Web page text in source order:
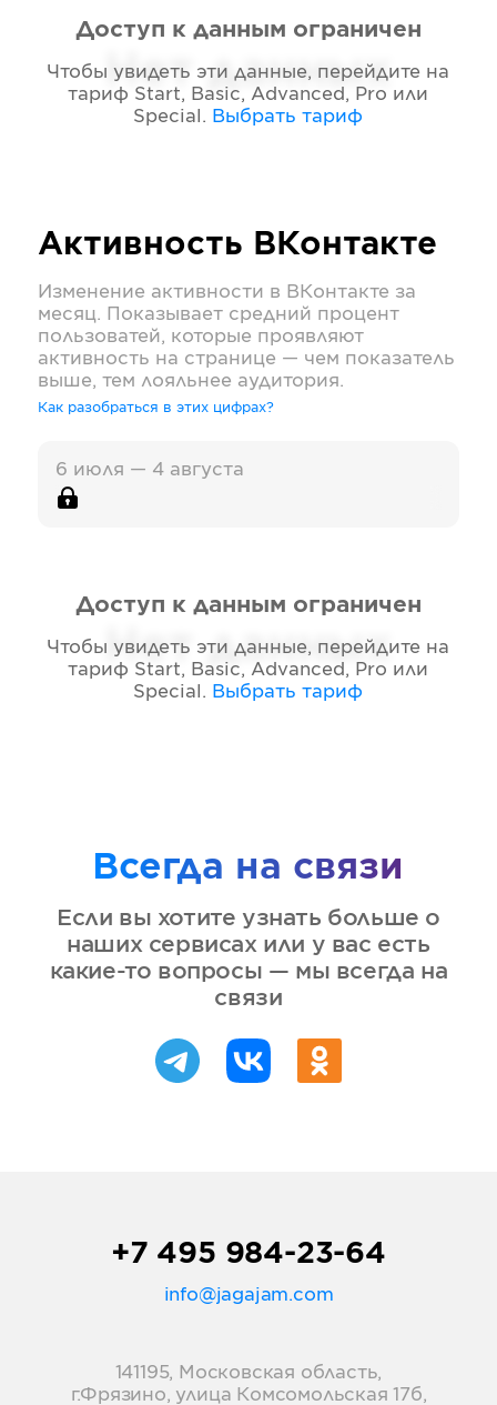
Нет данных
Доступ к данным ограничен
Чтобы увидеть эти данные, перейдите на
тариф Start, Basic, Advanced, Pro или
Special . Выбрать тариф
Активность ВКонтакте
Изменение активности в ВКонтакте за
месяц. Показывает средний процент
пользоватей, которые проявляют
активность на странице — чем показатель
выше, тем лояльнее аудитория.
Как разобраться в этих цифрах?
6 июля — 4 августа
Нет данных
Доступ к данным ограничен
Чтобы увидеть эти данные, перейдите на
тариф Start, Basic, Advanced, Pro или
Special . Выбрать тариф
Всегда на связи
Если вы хотите узнать больше о
наших сервисах или у вас есть
какие-то вопросы — мы всегда на
связи
+7 495 984-23-64
info@jagajam.com
141195, Московская область,
г.Фрязино, улица Комсомольская 17б,